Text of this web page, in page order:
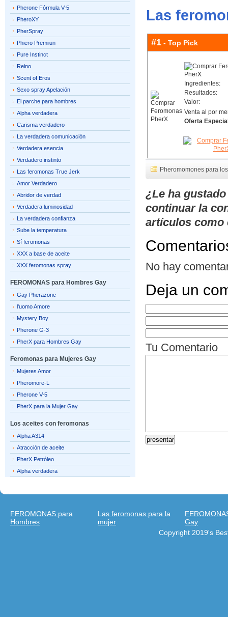
Las
#1 - Top Pick
Ingredientes:
Resultados:
Valor:
Venta al por
Oferta
Pheromomones para
¿Le ha
continuar la
artículos como
No hay
Deja un
Tu Comentario
Pherone Fórmula V-5
PheroXY
PherSpray
Phiero Premiiun
Pure Instinct
Reino
Scent of Eros
Sexo spray Apelación
El parche para hombres
Alpha verdadera
Carisma verdadero
La verdadera comunicación
Verdadera esencia
Verdadero instinto
Las feromonas True Jerk
Amor Verdadero
Abridor de verdad
Verdadera luminosidad
La verdadera confianza
Sube la temperatura
Sí feromonas
XXX a base de aceite
XXX feromonas spray
FEROMONAS para Hombres Gay
Gay Pherazone
l'uomo Amore
Mystery Boy
Pherone G-3
PherX para Hombres Gay
Feromonas para Mujeres Gay
Mujeres Amor
Pheromore-L
Pherone V-5
PherX para la Mujer Gay
Los aceites con feromonas
Alpha A314
Atracción de aceite
PherX Petróleo
Alpha verdadera
FEROMONAS para
Hombres
Las feromonas para la
mujer
Gay
Copyright 2019's